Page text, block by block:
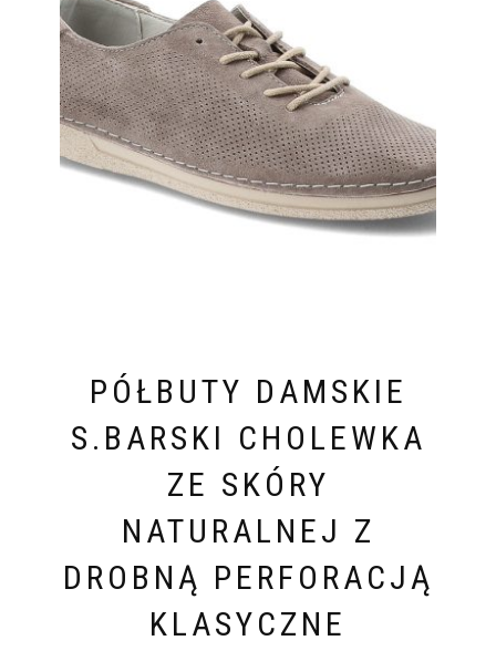
PÓŁBUTY DAMSKIE
S.BARSKI CHOLEWKA
ZE SKÓRY
NATURALNEJ Z
DROBNĄ PERFORACJĄ
KLASYCZNE